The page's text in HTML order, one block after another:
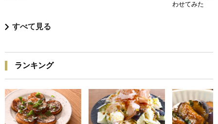
わせてみた
すべて見る
ランキング